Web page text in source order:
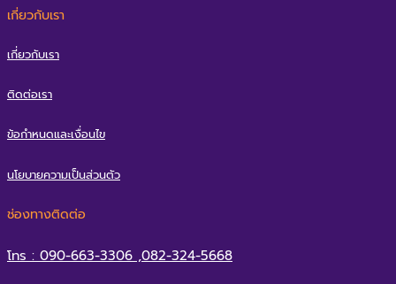
เกี่ยวกับเรา
เกี่ยวกับเรา
ติดต่อเรา
ข้อกำหนดและเงื่อนไข
นโยบายความเป็นส่วนตัว
ช่องทางติดต่อ
โทร : 090-663-3306 ,082-324-5668